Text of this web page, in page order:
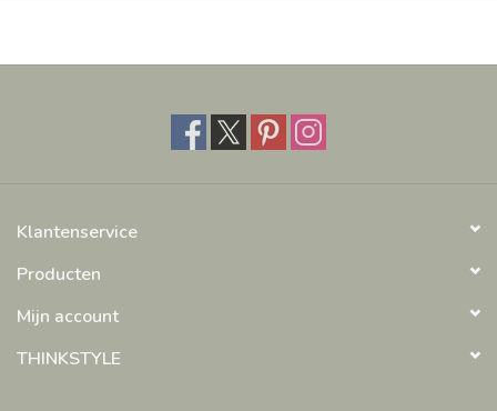
Klantenservice
Producten
Mijn account
THINKSTYLE